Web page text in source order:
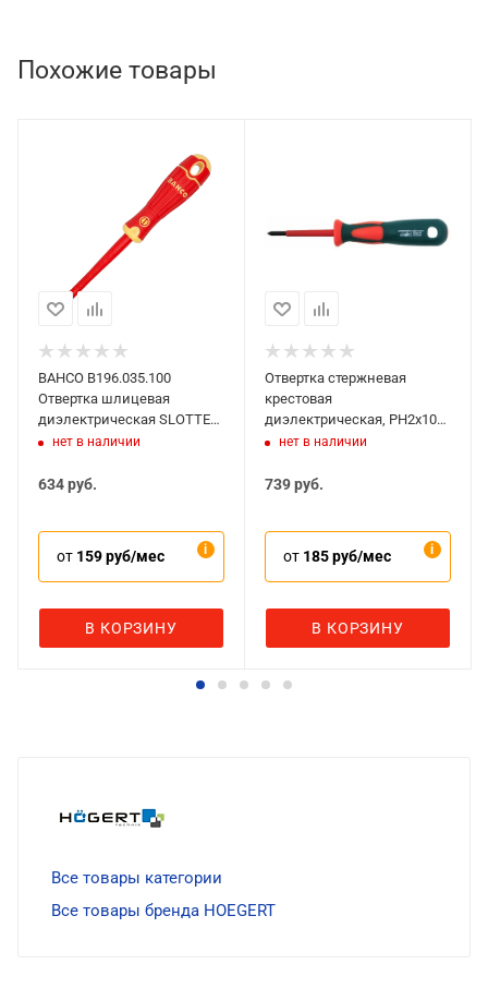
Похожие товары
BAHCO B196.035.100
Отвертка шлицевая
диэлектрическая SLOTTED
3,5х100 мм
нет в наличии
634руб.
от 159 руб/мес
В КОРЗИНУ
Отвертка стержневая
крестовая
диэлектрическая, PH2х100
мм, Jonnesway, DV13P2100
нет в наличии
739руб.
от 185 руб/мес
В КОРЗИНУ
Все товары категории
Все товары бренда HOEGERT